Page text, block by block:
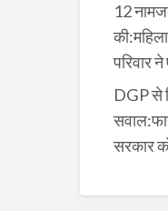
12
परिवार
DGP से
सरकार